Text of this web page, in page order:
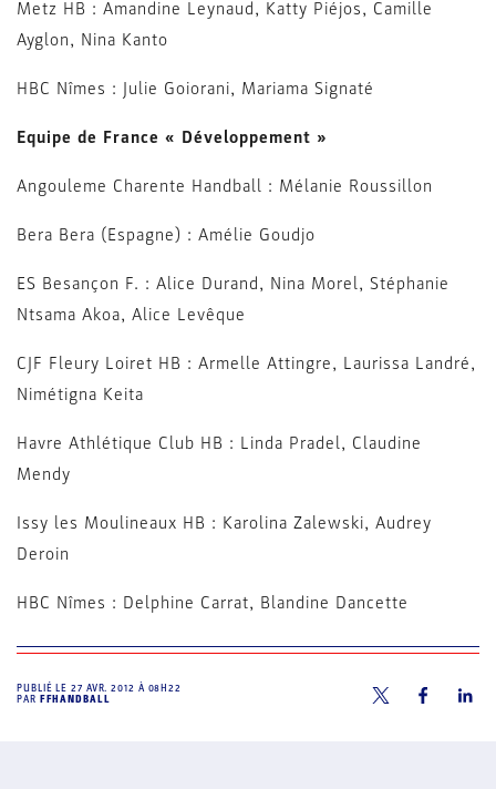
Metz HB : Amandine Leynaud, Katty Piéjos, Camille
Ayglon, Nina Kanto
HBC Nîmes : Julie Goiorani, Mariama Signaté
Equipe de France « Développement »
Angouleme Charente Handball : Mélanie Roussillon
Bera Bera (Espagne) : Amélie Goudjo
ES Besançon F. : Alice Durand, Nina Morel, Stéphanie
Ntsama Akoa, Alice Levêque
CJF Fleury Loiret HB : Armelle Attingre, Laurissa Landré,
Nimétigna Keita
Havre Athlétique Club HB : Linda Pradel, Claudine
Mendy
Issy les Moulineaux HB : Karolina Zalewski, Audrey
Deroin
HBC Nîmes : Delphine Carrat, Blandine Dancette
PUBLIÉ LE27 AVR. 2012 À 08H22
PAR FFHANDBALL